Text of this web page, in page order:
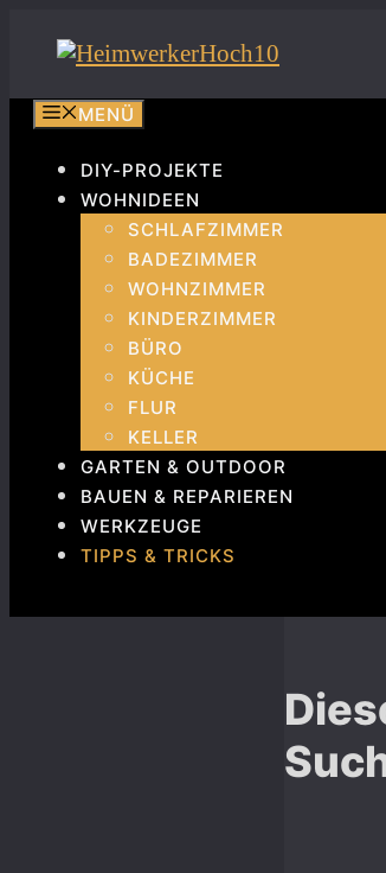
Inhalt
MENÜ
DIY-PROJEKTE
WOHNIDEEN
SCHLAFZIMMER
BADEZIMMER
WOHNZIMMER
KINDERZIMMER
BÜRO
KÜCHE
FLUR
KELLER
GARTEN & OUTDOOR
BAUEN & REPARIEREN
WERKZEUGE
TIPPS & TRICKS